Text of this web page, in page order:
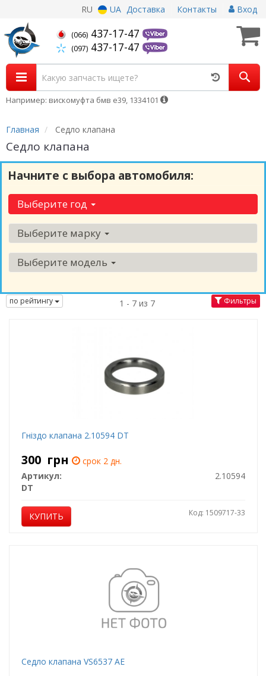
RU UA Доставка Контакты Вход
(066) 437-17-47
(097) 437-17-47
Например: вискомуфта бмв е39, 1334101
Главная Седло клапана
Седло клапана
Начните с выбора автомобиля:
Выберите год
Выберите марку
Выберите модель
по рейтингу 1 - 7 из 7 Фильтры
Гніздо клапана 2.10594 DT
300 грн
срок 2 дн.
Артикул:
2.10594
DT
КУПИТЬ Код: 1509717-33
Седло клапана VS6537 AE